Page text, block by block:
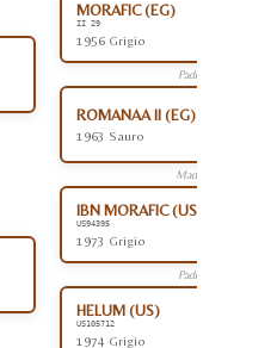
MORAFIC (EG)
II 29
1956 Grigio
Padre
ROMANAA II (EG)
1963 Sauro
Madre
IBN MORAFIC (US)
US94395
1973 Grigio
Padre
HELUM (US)
US105712
1974 Grigio